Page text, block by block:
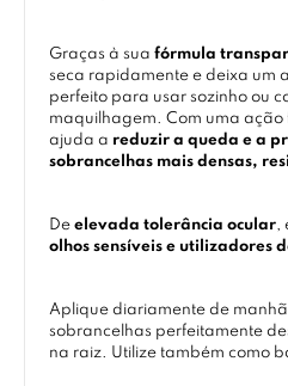
Graças à sua fórmula
seca rapidamente e deixa um
perfeito para usar sozinho ou
maquilhagem. Com uma ação
ajuda a reduzir a queda e a
sobrancelhas mais densas,
De elevada tolerância ocular,
olhos sensíveis e utilizadores
Aplique diariamente de
sobrancelhas perfeitamente
na raiz. Utilize também como